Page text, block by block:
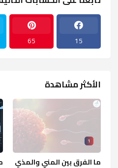
15
65
الأكثر مشاهدة
1
ما الفرق بين المني والمذي